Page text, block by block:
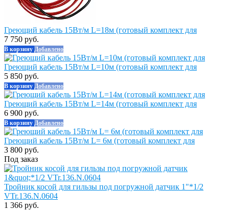
Греющий кабель 15Вт/м L=18м (готовый комплект для
7 750 руб.
В корзину Добавлено
Греющий кабель 15Вт/м L=10м (готовый комплект для
5 850 руб.
В корзину Добавлено
Греющий кабель 15Вт/м L=14м (готовый комплект для
6 900 руб.
В корзину Добавлено
Греющий кабель 15Вт/м L= 6м (готовый комплект для
3 800 руб.
Под заказ
Тройник косой для гильзы под погружной датчик 1"*1/2
VTr.136.N.0604
1 366 руб.